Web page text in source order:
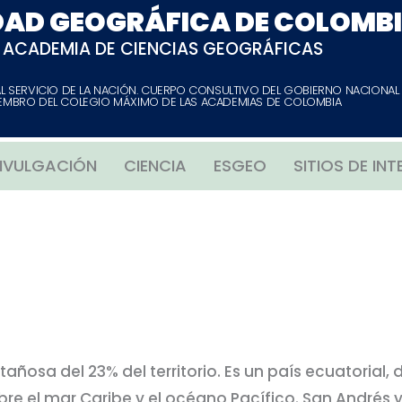
GEOGRÁFICA DE
ACADEMIA DE CIENCIAS GEOGRÁFICAS
SERVICIO DE LA NACIÓN. CUERPO CONSULTIVO DEL GOBIERNO NACIONAL
DEL COLEGIO MÁXIMO DE LAS ACADEMIAS DE COLOMBIA
CIENCIA ESGEO SITIOS DE
del 23% del territorio. Es un país ecuatorial,